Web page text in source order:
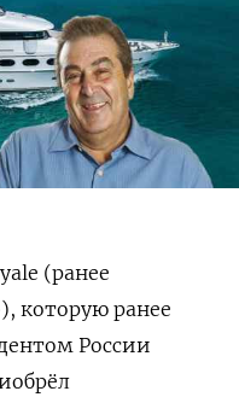
(ранее
которую ранее
России